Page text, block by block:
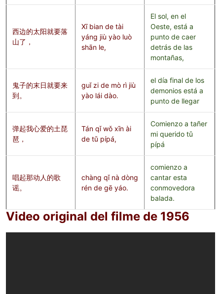
西边的太阳就要落
山了，
Xī bian de tài
yáng jiù yào luò
shān le,
El sol, en el
Oeste, está a
punto de caer
detrás de las
montañas,
鬼子的末日就要来
到。
guǐ zi de mò rì jiù
yào lái dào.
el día final de los
demonios está a
punto de llegar
弹起我心爱的土琵
琶，
Tán qǐ wǒ xīn ài
de tǔ pípá,
Comienzo a tañer
mi querido tǔ
pípá
唱起那动人的歌
谣。
chàng qǐ nà dòng
rén de gē yáo.
comienzo a
cantar esta
conmovedora
balada.
Video original del filme de 1956